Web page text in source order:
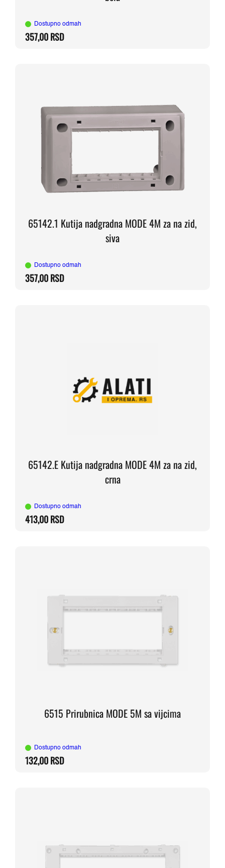
Dostupno odmah
357,00RSD
65142.1 Kutija nadgradna MODE 4M za na zid,
siva
Dostupno odmah
357,00RSD
65142.E Kutija nadgradna MODE 4M za na zid,
crna
Dostupno odmah
413,00RSD
6515 Prirubnica MODE 5M sa vijcima
Dostupno odmah
132,00RSD